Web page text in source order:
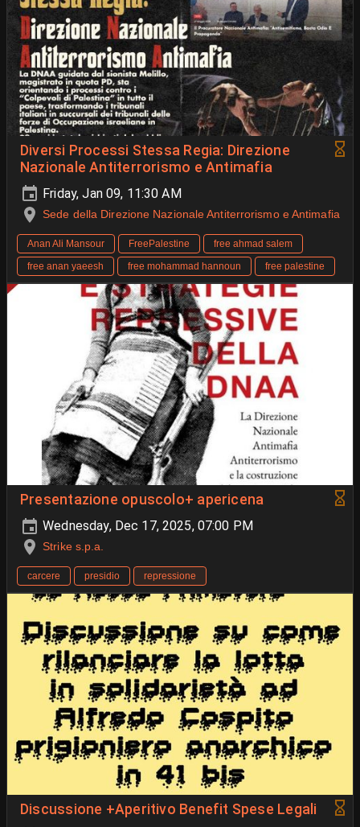
Diversi Processi Stessa Regia: Direzione
Nazionale Antiterrorismo e Antimafia
Friday, Jan 09, 11:30 AM
Sede della Direzione Nazionale Antiterrorismo e Antimafia
Anan Ali Mansour FreePalestine
free ahmad salem
free anan yaeesh
free mohammad hannoun free palestine
Presentazione opuscolo+ apericena
Wednesday, Dec 17, 2025, 07:00 PM
Strike s.p.a.
carcere presidio repressione
Discussione +Aperitivo Benefit Spese Legali